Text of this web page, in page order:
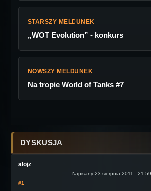
STARSZY MELDUNEK
„WOT Evolution” - konkurs
NOWSZY MELDUNEK
Na tropie World of Tanks #7
DYSKUSJA
alojz
Napisany 23 sierpnia 2011 - 21:59
#1